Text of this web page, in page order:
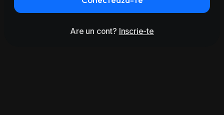
Are un cont? Inscrie-te